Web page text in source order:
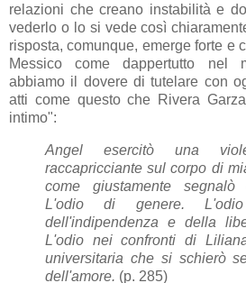
relazioni che creano instabilità e
vederlo o lo si vede così
risposta, comunque, emerge forte e
Messico come dappertutto nel
abbiamo il dovere di tutelare con
atti come questo che Rivera
intimo":
Angel esercitò una
raccapricciante sul corpo di
come giustamente segnalò
L'odio di genere.
dell'indipendenza e della
L'odio nei confronti di
universitaria che si schierò
dell'amore. (p. 285)